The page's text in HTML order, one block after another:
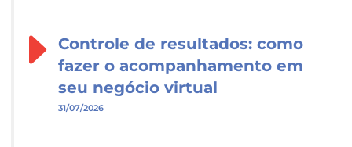
Controle de resultados: como
fazer o acompanhamento em
seu negócio virtual
31/07/2026